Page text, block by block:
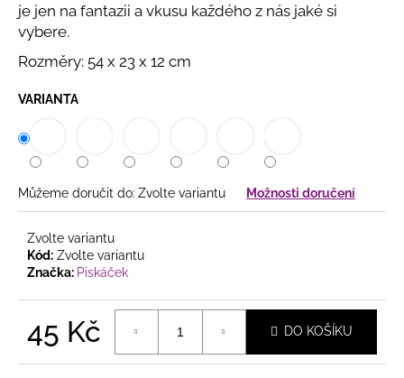
je jen na fantazii a vkusu každého z nás jaké si
vybere.
Rozměry: 54 x 23 x 12 cm
VARIANTA
Můžeme doručit do: Zvolte variantu Možnosti doručení
Zvolte variantu
Kód: Zvolte variantu
Značka: Piskáček
45 Kč DO KOŠÍKU
D
p
r
u
j
e
m
e
SAMETOVÉ
STUHY
S